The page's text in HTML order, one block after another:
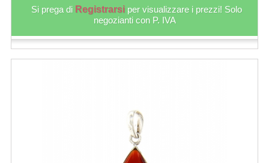
Si prega di Registrarsi per visualizzare i prezzi! Solo
negozianti con P. IVA